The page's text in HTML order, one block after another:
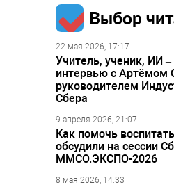
Выбор
22 мая 2026, 17:17
Учитель, ученик, ИИ
интервью с Артёмом
руководителем
Сбера
9 апреля 2026, 21:07
Как помочь
обсудили на сессии
ММСО.ЭКСПО-2026
8 мая 2026, 14:33